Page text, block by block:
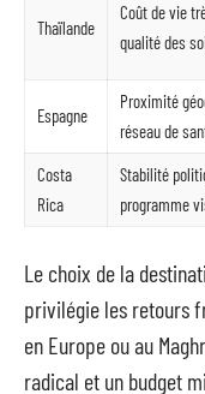
Thaïlande
Coût de vie
qualité des
Espagne
Proximité
réseau de
Costa
Rica
Stabilité
programme
Le choix de la
privilégie les retours
en Europe ou au
radical et un budget